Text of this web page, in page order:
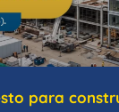
para